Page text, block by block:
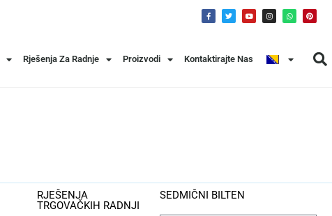
Rješenja Za Radnje Proizvodi Kontaktirajte Nas
RJEŠENJA
TRGOVAČKIH RADNJI
SEDMIČNI BILTEN